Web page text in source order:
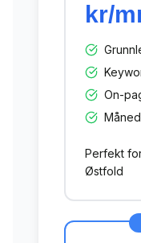
kr/
On-
Perfekt
Østfold